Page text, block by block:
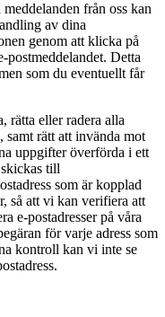
från oss kan
av dina
genom att klicka på
postmeddelandet. Detta
som du eventuellt får
rätta eller radera alla
rätt att invända mot
uppgifter överförda i ett
till
som är kopplad
så att vi kan verifiera att
e-postadresser på våra
för varje adress som
kontroll kan vi inte se